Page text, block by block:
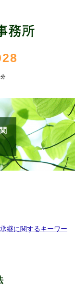
継に関するキーワー